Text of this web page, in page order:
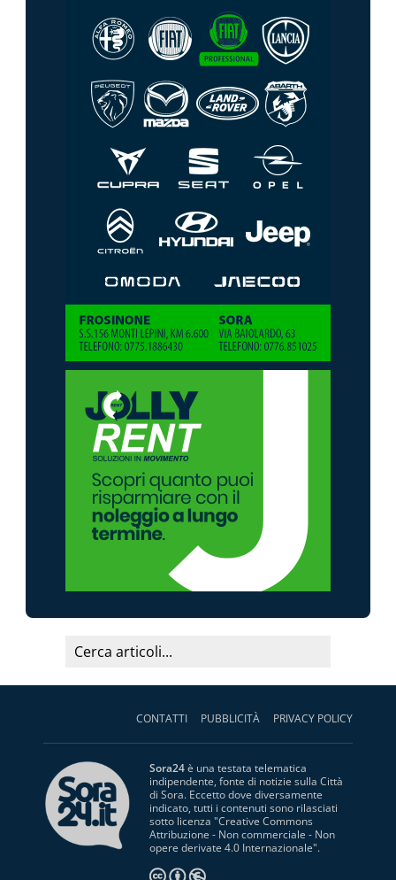
CONTATTI PUBBLICITÀ PRIVACY POLICY
Sora24è una testata telematica
indipendente, fonte di notizie sulla Città
di Sora. Eccetto dove diversamente
indicato, tutti i contenuti sono rilasciati
sotto licenza "Creative Commons
Attribuzione - Non commerciale - Non
opere derivate 4.0 Internazionale".